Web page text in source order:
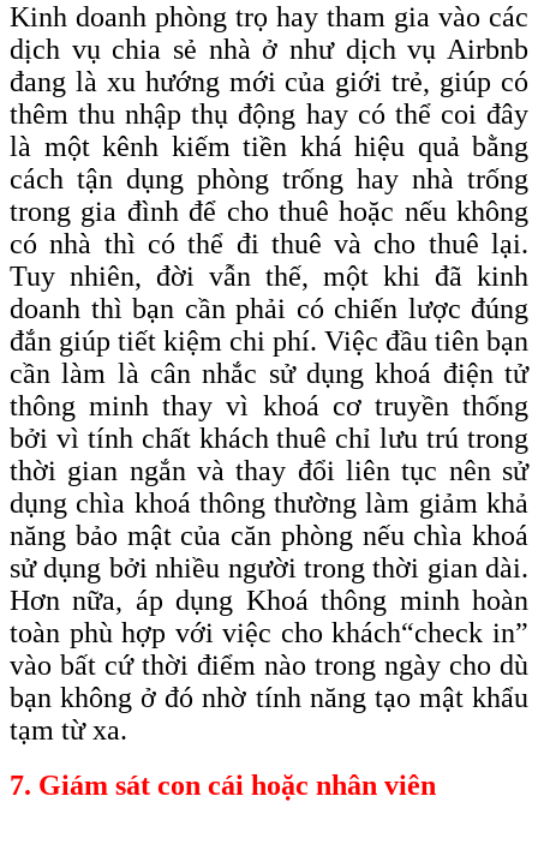
Kinh doanh phòng trọ hay tham gia vào các
dịch vụ chia sẻ nhà ở như dịch vụ Airbnb
đang là xu hướng mới của giới trẻ, giúp có
thêm thu nhập thụ động hay có thể coi đây
là một kênh kiếm tiền khá hiệu quả bằng
cách tận dụng phòng trống hay nhà trống
trong gia đình để cho thuê hoặc nếu không
có nhà thì có thể đi thuê và cho thuê lại.
Tuy nhiên, đời vẫn thế, một khi đã kinh
doanh thì bạn cần phải có chiến lược đúng
đắn giúp tiết kiệm chi phí. Việc đầu tiên bạn
cần làm là cân nhắc sử dụng khoá điện tử
thông minh thay vì khoá cơ truyền thống
bởi vì tính chất khách thuê chỉ lưu trú trong
thời gian ngắn và thay đổi liên tục nên sử
dụng chìa khoá thông thường làm giảm khả
năng bảo mật của căn phòng nếu chìa khoá
sử dụng bởi nhiều người trong thời gian dài.
Hơn nữa, áp dụng Khoá thông minh hoàn
toàn phù hợp với việc cho khách“checkin”
vào bất cứ thời điểm nào trong ngày cho dù
bạn không ở đó nhờ tính năng tạo mật khẩu
tạm từ xa.
7. Giám sát con cái hoặc nhân viên